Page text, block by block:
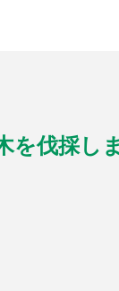
を伐採し